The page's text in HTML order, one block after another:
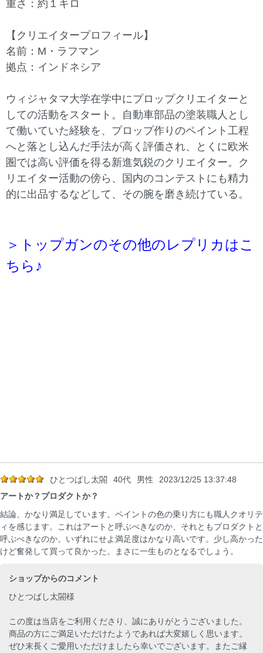
重さ：約１キロ
【クリエイタープロフィール】
名前：M・ラフマン
拠点：インドネシア
ウィジャタマ大学在学中にプロップクリエイターと
しての活動をスタート。自動車部品の塗装職人とし
て働いていた経験を、プロップ作りのペイント工程
へと落とし込んだ手法が高く評価され、とくに欧米
圏では高い評価を得る新進気鋭のクリエイター。ク
リエイター活動の傍ら、国内のコンテストにも精力
的に出品するなどして、その腕を磨き続けている。
＞トップガンのその他のレプリカはこ
ちら♪
ひとつばし太閤 40代 男性
2023/12/25 13:37:48
アートか？プロダクトか？
結論、かなり満足しています。ペイントの色の乗り方にも職人クオリテ
ィを感じます。これはアートと呼ぶべきなのか、それともプロダクトと
呼ぶべきなのか。いずれにせよ満足度はかなり高いです。少し高かった
けど奮発して買って良かった。まさに一生ものとなるでしょう。
ショップからのコメント
ひとつばし太閤様
この度は当店をご利用くださり、誠にありがとうございました。
商品の方にご満足いただけたようであれば大変嬉しく思います。
ぜひ末長くご愛用いただけましたら幸いでございます。またご縁